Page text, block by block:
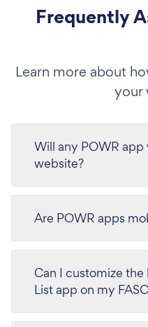
Frequently
Learn more about
your
Will any POWR app
website?
Are POWR apps
Can I customize
List app on my